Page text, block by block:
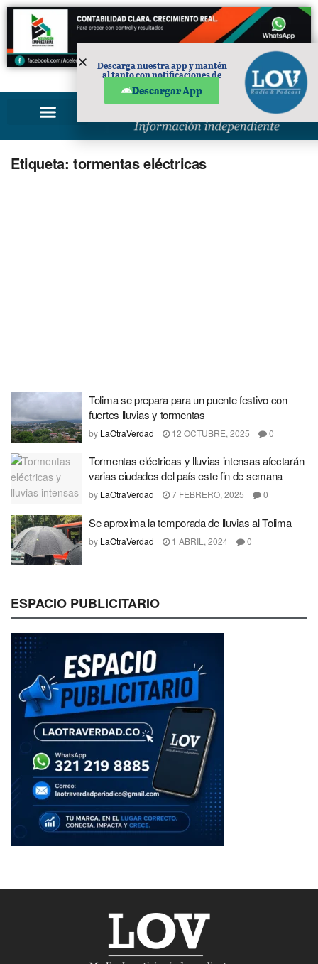
PUBLICIDAD
Etiqueta: tormentas eléctricas
Tolima se prepara para un puente festivo con
fuertes lluvias y tormentas
by LaOtraVerdad 12 OCTUBRE, 2025 0
Tormentas eléctricas y lluvias intensas afectarán
varias ciudades del país este fin de semana
by LaOtraVerdad 7 FEBRERO, 2025 0
Se aproxima la temporada de lluvias al Tolima
by LaOtraVerdad 1 ABRIL, 2024 0
ESPACIO PUBLICITARIO
Descarga nuestra app y mantén
al tanto con notificaciones de
Descargar App